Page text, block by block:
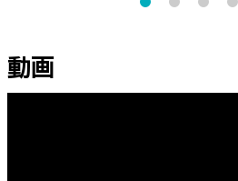
動画